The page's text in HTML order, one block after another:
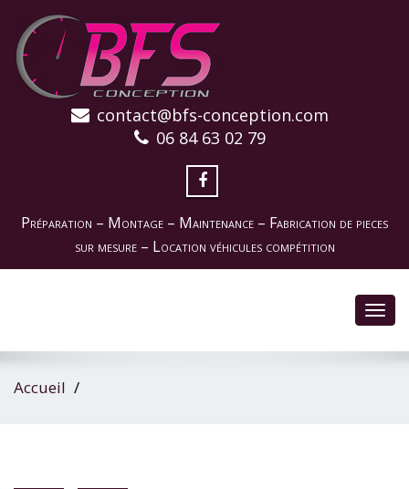
contact@bfs-conception.com
06 84 63 02 79
Préparation – Montage – Maintenance – Fabrication de pieces
sur mesure – Location véhicules compétition
Accueil